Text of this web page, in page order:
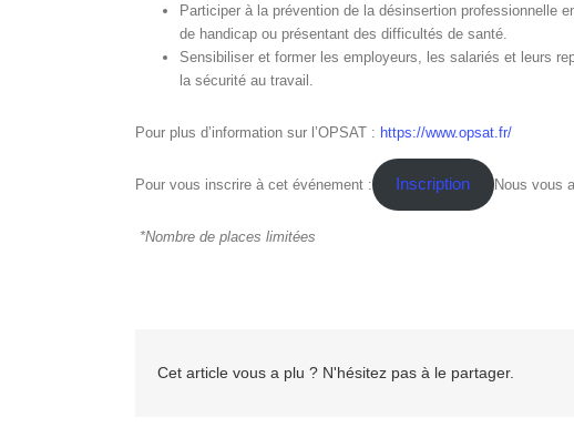
Participer à la prévention de la désinsertion professionnelle
de handicap ou présentant des difficultés de santé.
Sensibiliser et former les employeurs, les salariés et leurs
la sécurité au travail.
Pour plus d’information sur l’OPSAT : https://www.opsat.fr/
Pour vous inscrire à cet événement : Inscription Nous vous
*Nombre de places limitées
Cet article vous a plu ? N'hésitez pas à le partager.